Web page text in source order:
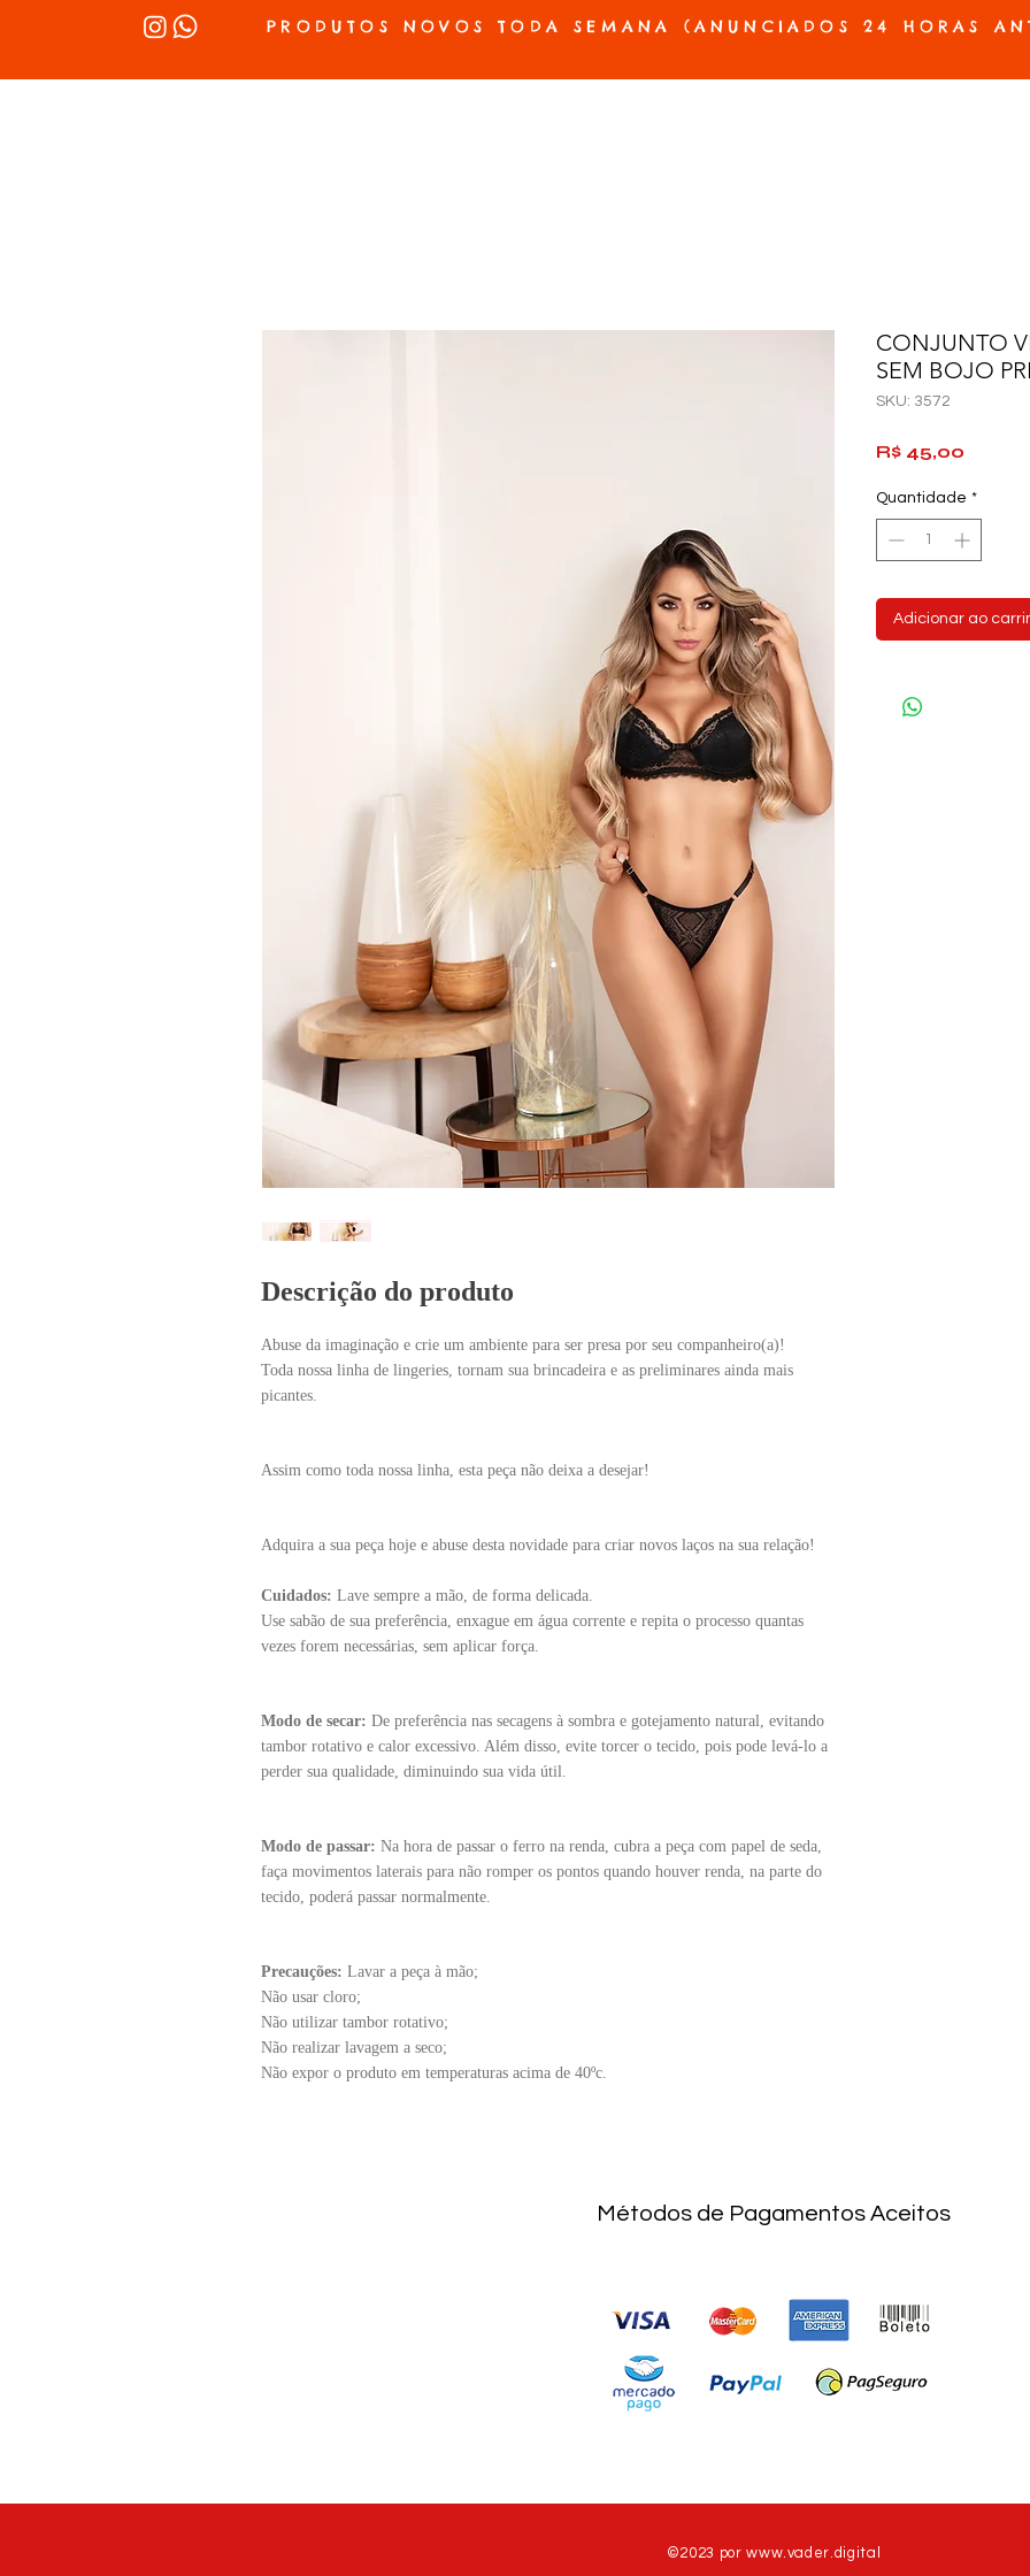
PRODUTOS NOVOS TODA SEMANA (ANUNCIADOS 24 HORAS
Descrição do produto
Abuse da imaginação e crie um ambiente para ser presa por seu companheiro(a)!
Toda nossa linha de lingeries, tornam sua brincadeira e as preliminares ainda mais
picantes.
Assim como toda nossa linha, esta peça não deixa a desejar!
Adquira a sua peça hoje e abuse desta novidade para criar novos laços na sua relação!
Cuidados: Lave sempre a mão, de forma delicada.
Use sabão de sua preferência, enxague em água corrente e repita o processo quantas
vezes forem necessárias, sem aplicar força.
Modo de secar: De preferência nas secagens à sombra e gotejamento natural, evitando
tambor rotativo e calor excessivo. Além disso, evite torcer o tecido, pois pode levá-lo a
perder sua qualidade, diminuindo sua vida útil.
Modo de passar: Na hora de passar o ferro na renda, cubra a peça com papel de seda,
faça movimentos laterais para não romper os pontos quando houver renda, na parte do
tecido, poderá passar normalmente.
Precauções: Lavar a peça à mão;
Não usar cloro;
Não utilizar tambor rotativo;
Não realizar lavagem a seco;
Não expor o produto em temperaturas acima de 40ºc.
CONJUNTO
SEM BOJO
SKU: 3572
R$ 45,00
Quantidade *
Adicionar ao
Métodos de Pagamentos Aceitos
©2023 porwww.vader.digital